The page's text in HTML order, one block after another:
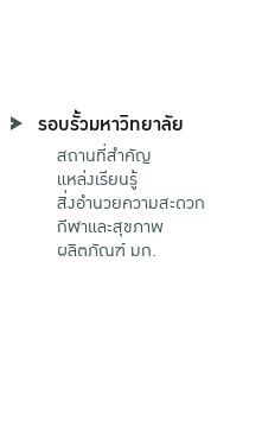
รอบรั้วมหาวิทยาลัย
สถานที่สำคัญ
แหล่งเรียนรู้
สิ่งอำนวยความสะดวก
กีฬาและสุขภาพ
ผลิตภัณฑ์ มก.